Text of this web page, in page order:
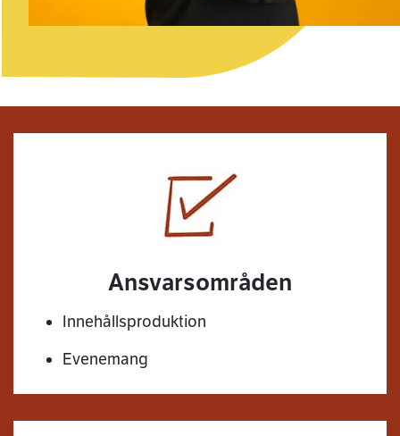
Ansvarsområden
Innehållsproduktion
Evenemang